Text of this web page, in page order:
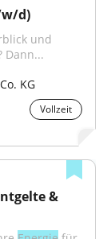
d)
und
Dann...
KG
Vollzeit
&